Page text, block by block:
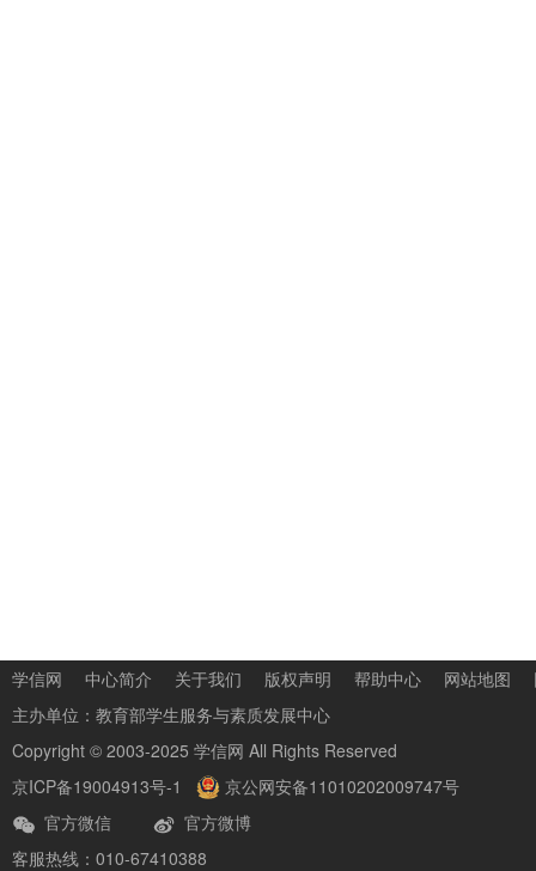
学信网 中心简介 关于我们 版权声明 帮助中心 网站地图
主办单位： 教育部学生服务与素质发展中心
Copyright © 2003-2025 学信网 All Rights Reserved
京ICP备19004913号-1
京公网安备11010202009747号
官方微信
官方微博
客服热线：010-67410388